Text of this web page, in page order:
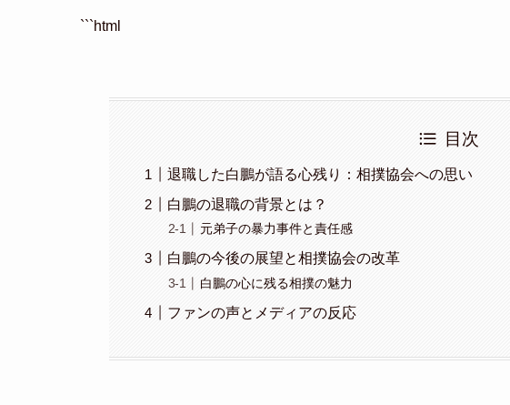
```html
目次
退職した白鵬が語る心残り：相撲協会への思い
白鵬の退職の背景とは？
元弟子の暴力事件と責任感
白鵬の今後の展望と相撲協会の改革
白鵬の心に残る相撲の魅力
ファンの声とメディアの反応